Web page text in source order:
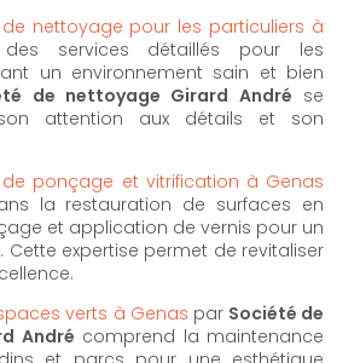
nettoyage pour les particuliers à
services détaillés pour les
un environnement sain et bien
de nettoyage Girard André se
attention aux détails et son
de ponçage et vitrification à Genas
la restauration de surfaces en
et application de vernis pour un
Cette expertise permet de revitaliser
verts à Genas par Société de
André comprend la maintenance